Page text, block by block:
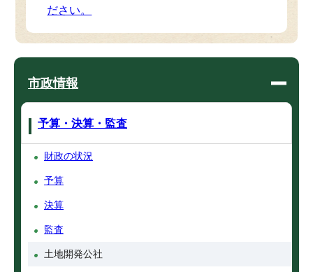
ださい。
市政情報
予算・決算・監査
財政の状況
予算
決算
監査
土地開発公社